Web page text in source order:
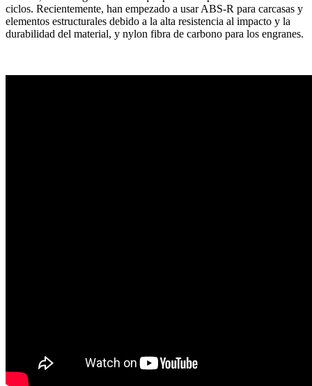
ciclos. Recientemente, han empezado a usar ABS-R para carcasas y
elementos estructurales debido a la alta resistencia al impacto y la
durabilidad del material, y nylon fibra de carbono para los engranes.